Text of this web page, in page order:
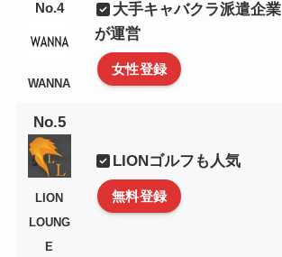
No.4
WANNA
大手キャバクラ派遣企業
が運営
女性登録
No.5
LION
LOUNG
E
LIONゴルフも人気
無料登録